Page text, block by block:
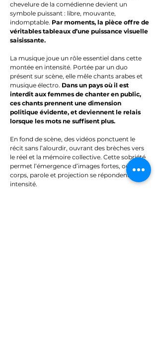
chevelure de la comédienne devient un
symbole puissant : libre, mouvante,
indomptable. Par moments, la pièce offre de
véritables tableaux d’une puissance visuelle
saisissante.
La musique joue un rôle essentiel dans cette
montée en intensité. Portée par un duo
présent sur scène, elle mêle chants arabes et
musique électro. Dans un pays où il est
interdit aux femmes de chanter en public,
ces chants prennent une dimension
politique évidente, et deviennent le relais
lorsque les mots ne suffisent plus.
En fond de scène, des vidéos ponctuent le
récit sans l’alourdir, ouvrant des brèches vers
le réel et la mémoire collective. Cette sobriété
permet l’émergence d’images fortes, où
corps, parole et projection se répondent avec
intensité.